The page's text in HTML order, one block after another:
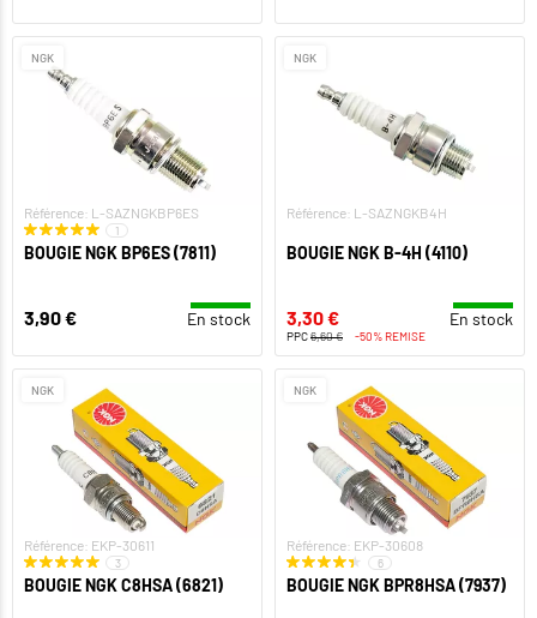
NGK
Référence: L-SAZNGKBP6ES
1
BOUGIE NGK BP6ES (7811)
3,90 € En stock
NGK
Référence: L-SAZNGKB4H
BOUGIE NGK B-4H (4110)
3,30 € En stock
PPC6,60 € -50% REMISE
NGK
Référence: EKP-30611
3
BOUGIE NGK C8HSA (6821)
NGK
Référence: EKP-30608
6
BOUGIE NGK BPR8HSA (7937)